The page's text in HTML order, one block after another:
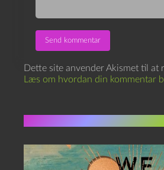
Dette site anvender Akismet til at
Læs om hvordan din kommentar